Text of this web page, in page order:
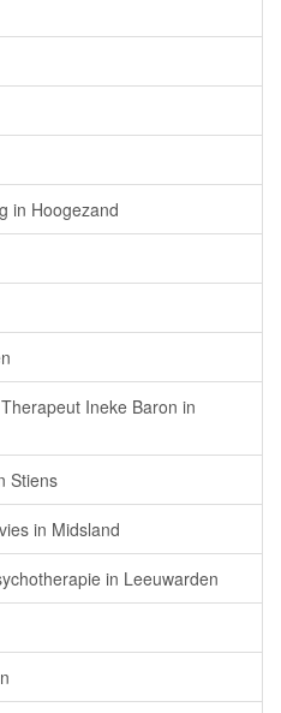
in Hoogezand
Ineke Baron in
Stiens
in Midsland
in Leeuwarden